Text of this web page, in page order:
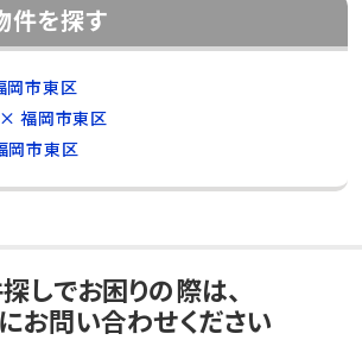
件を探す
岡市東区
× 福岡市東区
岡市東区
しでお困りの際は、
お問い合わせください